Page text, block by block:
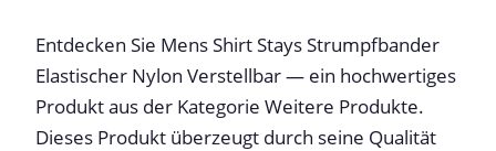
Entdecken Sie Mens Shirt Stays Strumpfbander
Elastischer Nylon Verstellbar — ein hochwertiges
Produkt aus der Kategorie Weitere Produkte.
Dieses Produkt überzeugt durch seine Qualität